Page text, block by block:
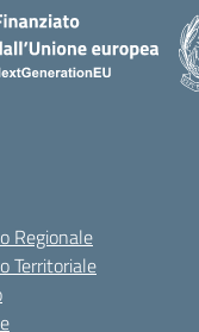
Regionale
Territoriale